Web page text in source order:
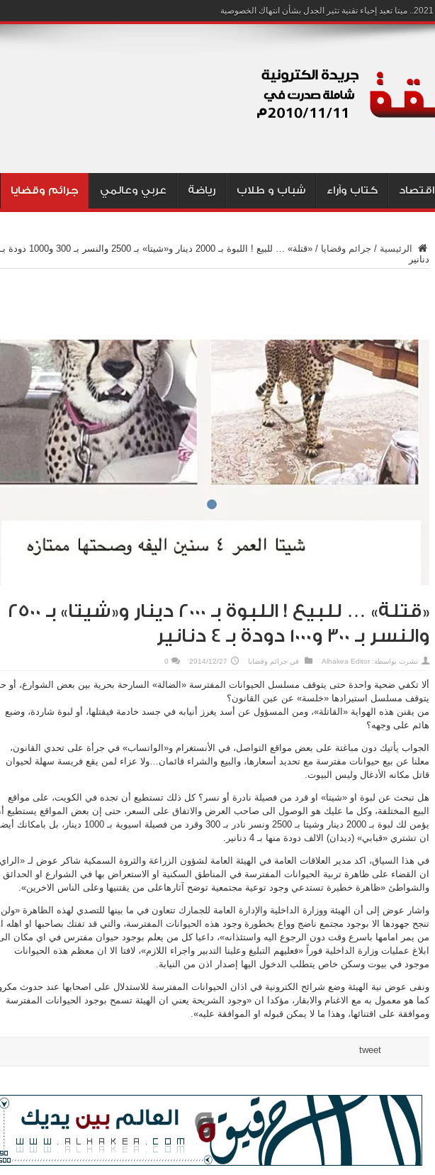
اقتصاد كتاب وآراء شباب و طلاب رياضة عربي وعالمي جرائم وقضايا
الرئيسية / جرائم وقضايا /
دنانير
«قتلة» … للبيع ! اللبوة بـ 2000 دينار و«شيتا» بـ 2500
والنسر بـ 300 و1000 دودة بـ 4 دنانير
نشرت بواسطة: Alhakea Editor في جرائم وقضايا 2014/12/27
0
ألا تكفي ضحية واحدة حتى يتوقف مسلسل الحيوانات المفترسة «الضالة» السارحة بحرية بين بعض الشوارع، أو
يتوقف مسلسل استيرادها «خلسة» عن عين القانون؟
من يقنن هذه الهواية «القاتلة»، ومن المسؤول عن أسد يغرز أنيابه في جسد خادمة فيقتلها، أو لبوة شاردة، وضبع
هائم على وجهه؟
الجواب يأتيك دون مباغتة على بعض مواقع التواصل، في الأنستغرام و«الواتساب» في جرأة على تحدي القانون،
معلنا عن بيع حيوانات مفترسة مع تحديد أسعارها، والبيع والشراء قائمان…ولا عزاء لمن يقع فريسة سهلة لحيوان
قاتل مكانه الأدغال وليس البيوت.
هل تبحث عن لبوة او «شيتا» او قرد من فصيلة نادرة أو نسر؟ كل ذلك تستطيع أن تجده في الكويت، على مواقع
البيع المختلفة، وكل ما عليك هو الوصول الى صاحب العرض والاتفاق على السعر، حتى إن بعض المواقع يستطيع
يؤمن لك لبوة بـ 2000 دينار وشيتا بـ 2500 ونسر نادر بـ 300 وقرد من فصيلة اسيوية بـ 1000 دينار، بل بامكانك
ان تشتري «قبابي» (ديدان) الالف دودة منها بـ 4 دنانير.
في هذا السياق، اكد مدير العلاقات العامة في الهيئة العامة لشؤون الزراعة والثروة السمكية شاكر عوض لـ
ان القضاء على ظاهرة تربية الحيوانات المفترسة في المناطق السكنية او الاستعراض بها في الشوارع او الحدائق
والشواطئ «ظاهرة خطيرة تستدعي وجود توعية مجتمعية توضح آثارهاعلى من يقتنيها وعلى الناس الاخرين».
واشار عوض إلى أن الهيئة ووزارة الداخلية والإدارة العامة للجمارك تتعاون في ما بينها للتصدي لهذه الظاهرة «ولن
تنجح جهودها الا بوجود مجتمع ناضج وواع بخطورة وجود هذه الحيوانات المفترسة، والتي قد تفتك بصاحبها او اهله
من يمر امامها باسرع وقت دون الرجوع اليه واستئذانه»، داعيا كل من يعلم بوجود حيوان مفترس في اي مكان
ابلاغ عمليات وزارة الداخلية فوراً «فعليهم التبليغ وعلينا التدبير واجراء اللازم»، لافتا الا ان معظم هذه الحيوانات
موجود في بيوت وسكن خاص يتطلب الدخول اليها إصدار اذن من النيابة.
ونفى عوض نية الهيئة وضع شرائح الكترونية في اذان الحيوانات المفترسة للاستدلال على اصحابها عند حدوث
كما هو معمول به مع الاغنام والابقار، مؤكدا ان «وجود الشريحة يعني ان الهيئة تسمح بوجود الحيوانات المفترسة
وموافقة على اقتنائها، وهذا ما لا يمكن قبوله او الموافقة عليه».
tweet